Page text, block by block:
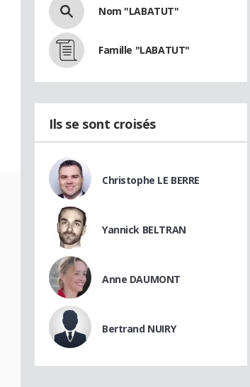
Nom "LABATUT"
Famille "LABATUT"
Ils se sont croisés
Christophe LE BERRE
Yannick BELTRAN
Anne DAUMONT
Bertrand NUIRY